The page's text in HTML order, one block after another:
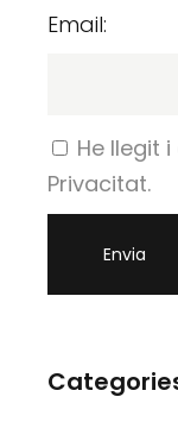
Email:
He llegit
Privacitat.